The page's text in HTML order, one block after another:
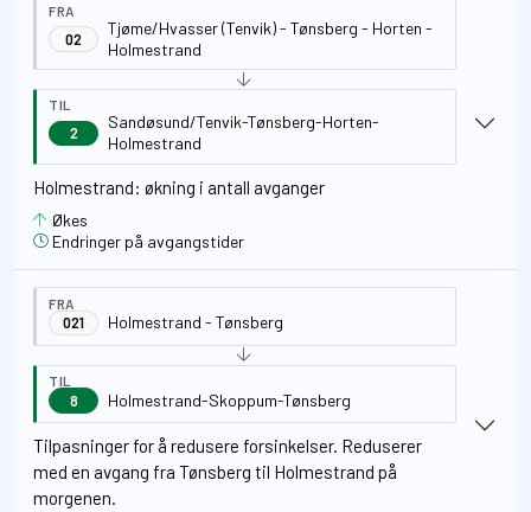
FRA
02
Tjøme/Hvasser (Tenvik) - Tønsberg - Horten -
Holmestrand
TIL
2
Sandøsund/Tenvik-Tønsberg-Horten-
Holmestrand
Holmestrand: økning i antall avganger
Økes
Endringer på avgangstider
FRA
021
Holmestrand - Tønsberg
TIL
8
Holmestrand-Skoppum-Tønsberg
Tilpasninger for å redusere forsinkelser. Reduserer
med en avgang fra Tønsberg til Holmestrand på
morgenen.